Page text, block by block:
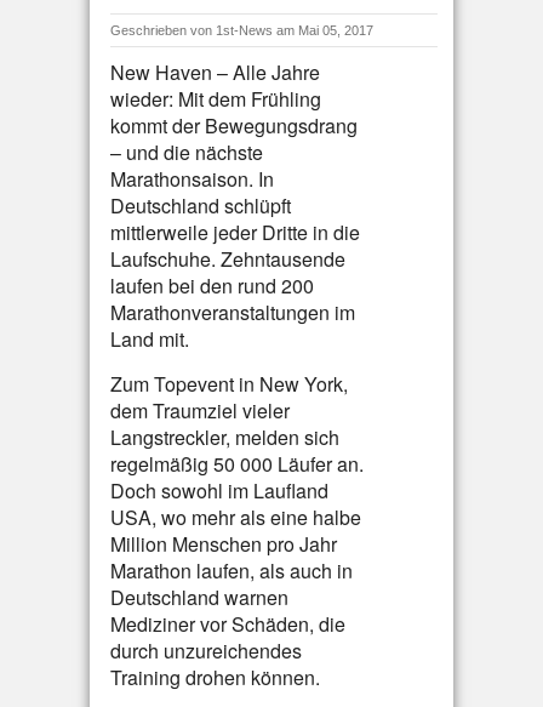
Geschrieben von 1st-News am Mai 05, 2017
New Haven – Alle Jahre
wieder: Mit dem Frühling
kommt der Bewegungsdrang
– und die nächste
Marathonsaison. In
Deutschland schlüpft
mittlerweile jeder Dritte in die
Laufschuhe. Zehntausende
laufen bei den rund 200
Marathonveranstaltungen im
Land mit.
Zum Topevent in New York,
dem Traumziel vieler
Langstreckler, melden sich
regelmäßig 50 000 Läufer an.
Doch sowohl im Laufland
USA, wo mehr als eine halbe
Million Menschen pro Jahr
Marathon laufen, als auch in
Deutschland warnen
Mediziner vor Schäden, die
durch unzureichendes
Training drohen können.